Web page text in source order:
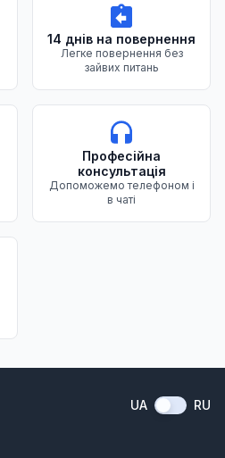
14 днів на повернення
Легке повернення без
зайвих питань
Професійна
консультація
Допоможемо телефоном і
в чаті
UA RU